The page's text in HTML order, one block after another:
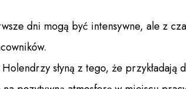
dni mogą być intensywne, ale z
Holendrzy słyną z tego, że